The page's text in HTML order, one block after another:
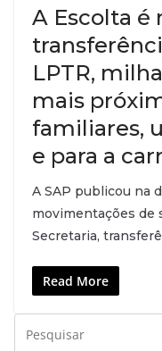
A Escolta é
LPTR,
mais
familiares,
e para a
A SAP publicou na
movimentações de
Secretaria,
Read More